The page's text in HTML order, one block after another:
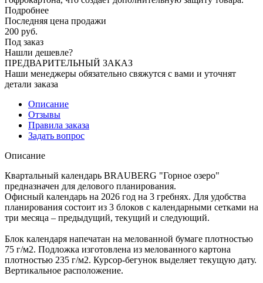
Подробнее
Последняя цена продажи
200 руб.
Под заказ
Нашли дешевле?
ПРЕДВАРИТЕЛЬНЫЙ ЗАКАЗ
Наши менеджеры обязательно свяжутся с вами и уточнят
детали заказа
Описание
Отзывы
Правила заказа
Задать вопрос
Описание
Квартальный календарь BRAUBERG "Горное озеро"
предназначен для делового планирования.
Офисный календарь на 2026 год на 3 гребнях. Для удобства
планирования состоит из 3 блоков с календарными сетками на
три месяца – предыдущий, текущий и следующий.
Блок календаря напечатан на мелованной бумаге плотностью
75 г/м2. Подложка изготовлена из мелованного картона
плотностью 235 г/м2. Курсор-бегунок выделяет текущую дату.
Вертикальное расположение.